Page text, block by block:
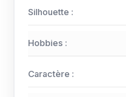
Silhouette :
Hobbies :
Caractère :